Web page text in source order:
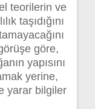
teorilerin ve
taşıdığını
göre,
yapısını
yerine,
yarar bilgiler